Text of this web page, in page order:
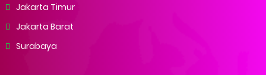
Jakarta Timur
Jakarta Barat
Surabaya